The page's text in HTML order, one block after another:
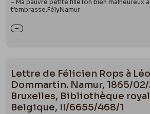
‒ Ma pauvre petite filleTon bien malheureux
t’embrasse.FélyNamur
Lettre de Félicien Rops à
Dommartin. Namur, 1865/02/
Bruxelles, Bibliothèque
Belgique, II/6655/468/1